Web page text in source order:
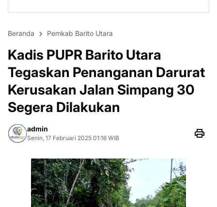
Beranda Pemkab Barito Utara
Kadis PUPR Barito Utara
Tegaskan Penanganan Darurat
Kerusakan Jalan Simpang 30
Segera Dilakukan
admin
Senin, 17 Februari 2025 01:16 WIB